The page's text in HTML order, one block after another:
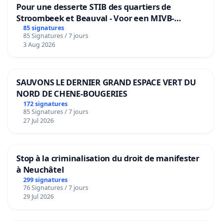
Pour une desserte STIB des quartiers de
Stroombeek et Beauval - Voor een MIVB-
bediening van de wijken Strombeek en Het
Voor
85 signatures
85 Signatures / 7 jours
3 Aug 2026
SAUVONS LE DERNIER GRAND ESPACE VERT DU
NORD DE CHENE-BOUGERIES
172 signatures
85 Signatures / 7 jours
27 Jul 2026
Stop à la criminalisation du droit de manifester
à Neuchâtel
299 signatures
76 Signatures / 7 jours
29 Jul 2026